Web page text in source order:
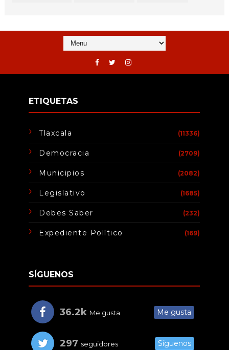
ETIQUETAS
Tlaxcala (11336)
Democracia (2709)
Municipios (2082)
Legislativo (1685)
Debes Saber (232)
Expediente Político (169)
SÍGUENOS
36.2k Me gusta Me gusta
297 seguidores Síguenos